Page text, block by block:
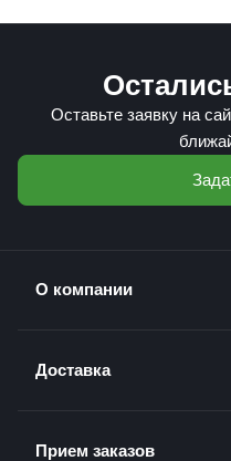
Оставьте заявку на
О компании
Доставка
Прием заказов